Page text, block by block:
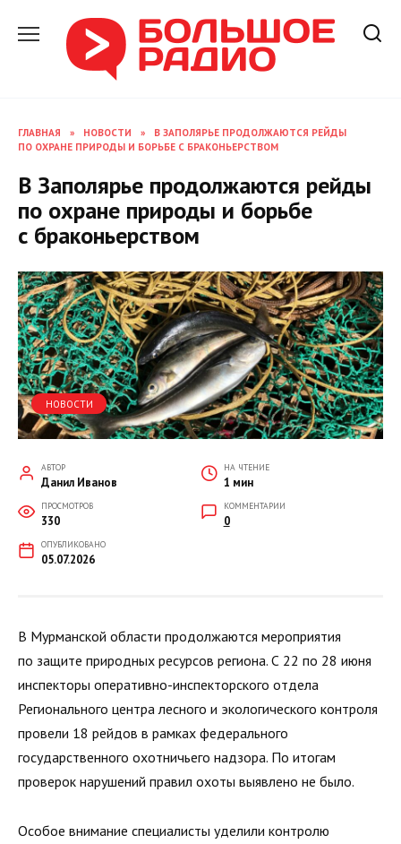
содержанию
ГЛАВНАЯ » НОВОСТИ »
В ЗАПОЛЯРЬЕ ПРОДОЛЖАЮТСЯ РЕЙДЫ
ПО ОХРАНЕ ПРИРОДЫ И БОРЬБЕ С БРАКОНЬЕРСТВОМ
В Заполярье продолжаются рейды
по охране природы и борьбе
с браконьерством
НОВОСТИ
АВТОР
Данил Иванов
НА ЧТЕНИЕ
1 мин
ПРОСМОТРОВ
330
КОММЕНТАРИИ
0
ОПУБЛИКОВАНО
05.07.2026
В Мурманской области продолжаются мероприятия
по защите природных ресурсов региона. С 22 по 28 июня
инспекторы оперативно-инспекторского отдела
Регионального центра лесного и экологического контроля
провели 18 рейдов в рамках федерального
государственного охотничьего надзора. По итогам
проверок нарушений правил охоты выявлено не было.
Особое внимание специалисты уделили контролю